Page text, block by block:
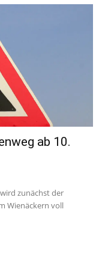
ab 10.
zunächst der
Wienäckern voll